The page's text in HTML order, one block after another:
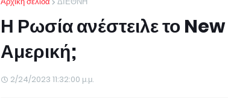
Η Ρωσία ανέστειλε το
Αμερική;
2/24/2023 11:32:00 μ.μ.